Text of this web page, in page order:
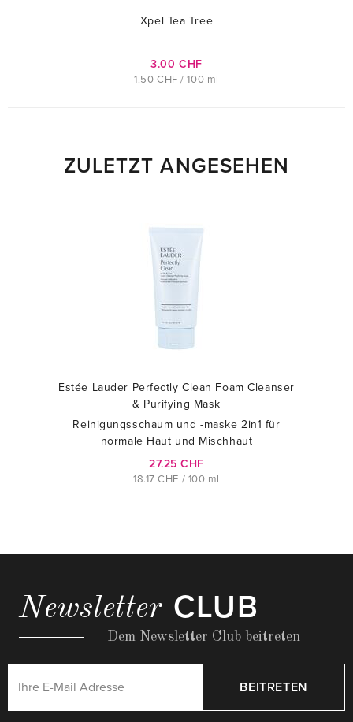
Xpel Tea Tree
3.00 CHF
1.50 CHF / 100 ml
ZULETZT ANGESEHEN
Estée Lauder Perfectly Clean Foam Cleanser
& Purifying Mask
Reinigungsschaum und -maske 2in1 für
normale Haut und Mischhaut
27.25 CHF
18.17 CHF / 100 ml
Newsletter CLUB
Dem Newsletter Club beitreten
BEITRETEN